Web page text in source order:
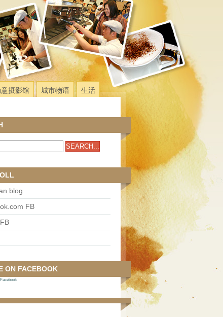
摄影馆 城市物语 生活
blog
FB
ON FACEBOOK